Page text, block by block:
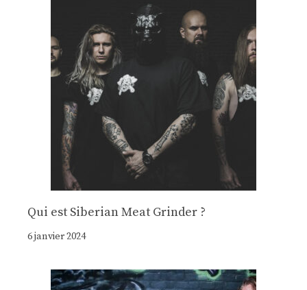
Qui est Siberian Meat Grinder ?
6 janvier 2024